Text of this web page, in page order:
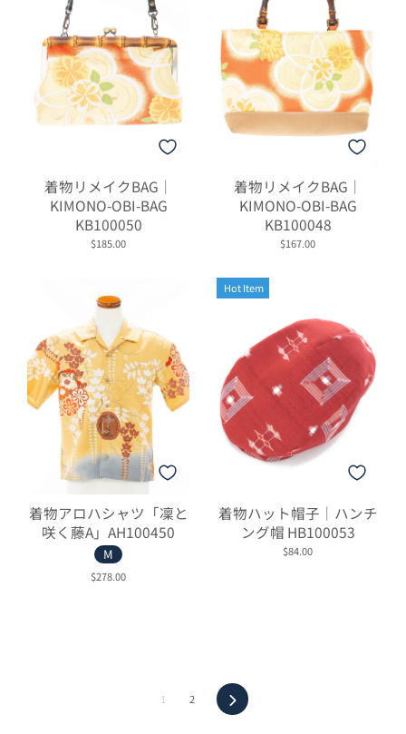
着物リメイクBAG｜
KIMONO-OBI-BAG
KB100050
$185.00
着物リメイクBAG｜
KIMONO-OBI-BAG
KB100048
$167.00
着物アロハシャツ「凜と
咲く藤A」AH100450
M
$278.00
Hot Item
着物ハット帽子｜ハンチ
ング帽 HB100053
$84.00
1 2 次